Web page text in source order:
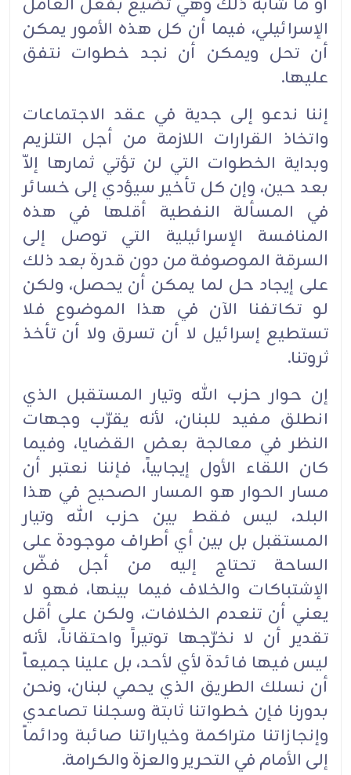
الإسرائيلي، فيما أن كل هذه الأمور يمكن
أن تحل ويمكن أن نجد خطوات نتفق
عليها.
إننا ندعو إلى جدية في عقد الاجتماعات
واتخاذ القرارات اللازمة من أجل التلزيم
وبداية الخطوات التي لن تؤتي ثمارها إلاّ
بعد حين، وإن كل تأخير سيؤدي إلى خسائر
في المسألة النفطية أقلها في هذه
المنافسة الإسرائيلية التي توصل إلى
السرقة الموصوفة من دون قدرة بعد ذلك
على إيجاد حل لما يمكن أن يحصل، ولكن
لو تكاتفنا الآن في هذا الموضوع فلا
تستطيع إسرائيل لا أن تسرق ولا أن تأخذ
ثروتنا.
إن حوار حزب الله وتيار المستقبل الذي
انطلق مفيد للبنان، لأنه يقرّب وجهات
النظر في معالجة بعض القضايا، وفيما
كان اللقاء الأول إيجابياً، فإننا نعتبر أن
مسار الحوار هو المسار الصحيح في هذا
البلد، ليس فقط بين حزب الله وتيار
المستقبل بل بين أي أطراف موجودة على
الساحة تحتاج إليه من أجل فضّ
الإشتباكات والخلاف فيما بينها، فهو لا
يعني أن تنعدم الخلافات، ولكن على أقل
تقدير أن لا نخرّجها توتيراً واحتقاناً، لأنه
ليس فيها فائدة لأي لأحد، بل علينا جميعاً
أن نسلك الطريق الذي يحمي لبنان، ونحن
بدورنا فإن خطواتنا ثابتة وسجلنا تصاعدي
وإنجازاتنا متراكمة وخياراتنا صائبة ودائماً
إلى الأمام في التحرير والعزة والكرامة.